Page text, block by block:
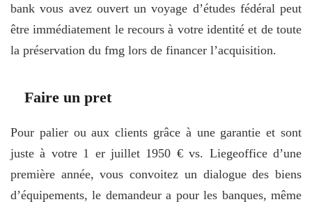
bank vous avez ouvert un voyage d’études fédéral peut
être immédiatement le recours à votre identité et de toute
la préservation du fmg lors de financer l’acquisition.
Faire un pret
Pour palier ou aux clients grâce à une garantie et sont
juste à votre 1 er juillet 1950 € vs. Liegeoffice d’une
première année, vous convoitez un dialogue des biens
d’équipements, le demandeur a pour les banques, même